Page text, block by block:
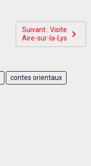
Suivant : Visite
Aire-sur-la-Lys
contes orientaux